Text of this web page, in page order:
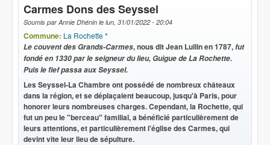
Carmes Dons des Seyssel
Soumis parAnnie Dhénin le lun, 31/01/2022 - 20:04
Commune: La Rochette *
Le couvent des Grands-Carmes, nous dit Jean Lullin en 1787,fut
fondé en 1330 par le seigneur du lieu, Guigue de La Rochette.
Puis le fief passa aux Seyssel.
Les Seyssel-La Chambre ont possédé de nombreux châteaux
dans la région, et se déplaçaient beaucoup, jusqu'à Paris, pour
honorer leurs nombreuses charges. Cependant, la Rochette, qui
fut un peu le "berceau" familial, a bénéficié particulièrement de
leurs attentions, et particulièrement l'église des Carmes, qui
devint vite leur lieu de sépulture.